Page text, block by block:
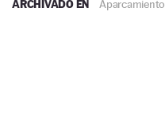
ARCHIVADO EN Aparcamiento